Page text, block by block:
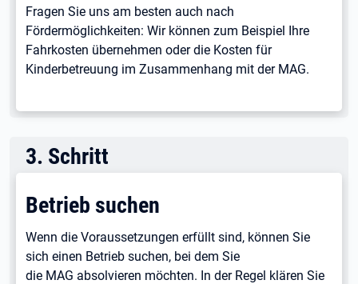
Fragen Sie uns am besten auch nach
Fördermöglichkeiten: Wir können zum Beispiel Ihre
Fahrkosten übernehmen oder die Kosten für
Kinderbetreuung im Zusammenhang mit der MAG.
3. Schritt
Betrieb suchen
Wenn die Voraussetzungen erfüllt sind, können Sie
sich einen Betrieb suchen, bei dem Sie
die MAG absolvieren möchten. In der Regel klären Sie